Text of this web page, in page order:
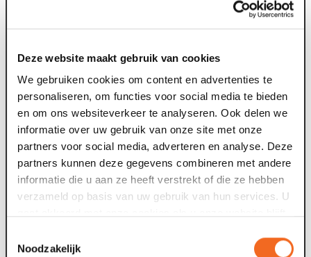
Deze website maakt gebruik van cookies
We gebruiken cookies om content en advertenties te
personaliseren, om functies voor social media te bieden
en om ons websiteverkeer te analyseren. Ook delen we
informatie over uw gebruik van onze site met onze
partners voor social media, adverteren en analyse. Deze
partners kunnen deze gegevens combineren met andere
informatie die u aan ze heeft verstrekt of die ze hebben
verzameld op basis van uw gebruik van hun services. U
Noodzakelijk
22 jul. 2026
Deze zomer: Maaspoort wordt
televisiestudio
Van dinsdag 4 tot en met zaterdag 8 augustus gebeurt er
iets bijzonders in Maaspoort. BACKSTAGE verandert vijf
avonden lang in de set van...